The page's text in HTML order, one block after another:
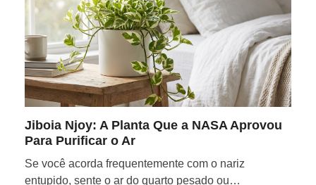
Jiboia Njoy: A Planta Que a NASA Aprovou
Para Purificar o Ar
Se você acorda frequentemente com o nariz
entupido, sente o ar do quarto pesado ou…